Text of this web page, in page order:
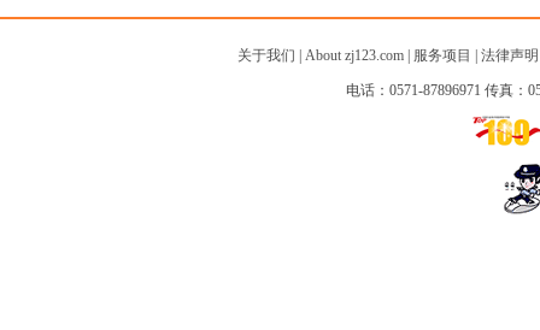
关于我们 About zj123.com 服务项目 法律声明
电话：0571-87896971 传真：